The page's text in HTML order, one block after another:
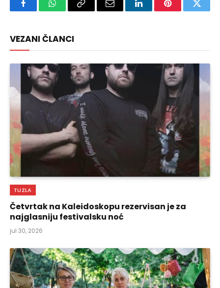
FacebookWhatsAppCopy
Email LinkedInPinterest
VEZANI ČLANCI
TUZLA
Četvrtak na Kaleidoskopu rezervisan je za
najglasniju festivalsku noć
jul 30, 2026